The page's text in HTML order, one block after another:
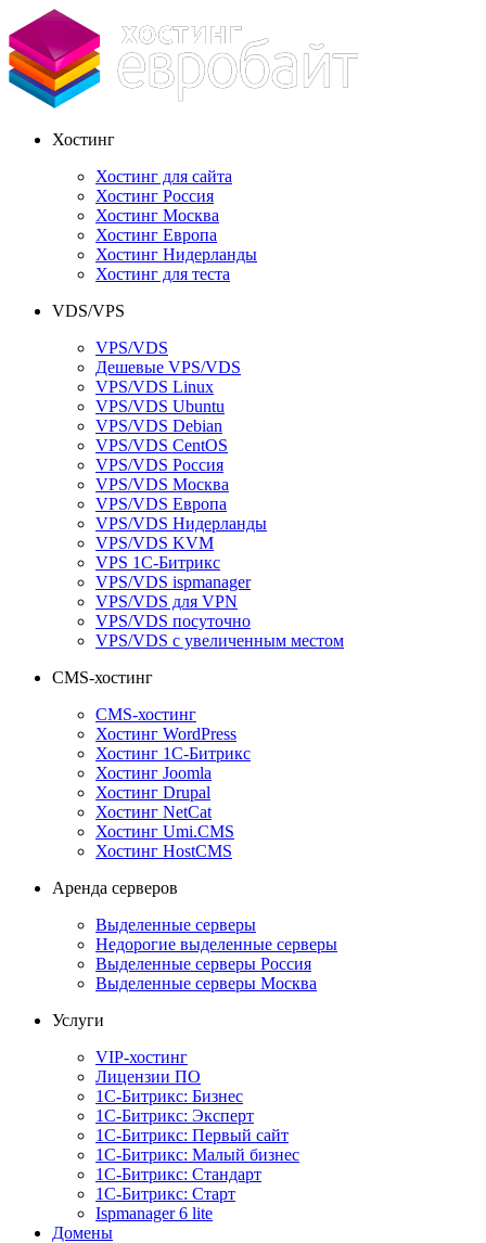
Хостинг
Хостинг для сайта
Хостинг Россия
Хостинг Москва
Хостинг Европа
Хостинг Нидерланды
Хостинг для теста
VDS/VPS
VPS/VDS
Дешевые VPS/VDS
VPS/VDS Linux
VPS/VDS Ubuntu
VPS/VDS Debian
VPS/VDS CentOS
VPS/VDS Россия
VPS/VDS Москва
VPS/VDS Европа
VPS/VDS Нидерланды
VPS/VDS KVM
VPS 1С-Битрикс
VPS/VDS ispmanager
VPS/VDS для VPN
VPS/VDS посуточно
VPS/VDS с увеличенным местом
CMS-хостинг
CMS-хостинг
Хостинг WordPress
Хостинг 1С-Битрикс
Хостинг Joomla
Хостинг Drupal
Хостинг NetCat
Хостинг Umi.CMS
Хостинг HostCMS
Аренда серверов
Выделенные серверы
Недорогие выделенные серверы
Выделенные серверы Россия
Выделенные серверы Москва
Услуги
VIP-хостинг
Лицензии ПО
1С-Битрикс: Бизнес
1С-Битрикс: Эксперт
1С-Битрикс: Первый сайт
1С-Битрикс: Малый бизнес
1С-Битрикс: Стандарт
1С-Битрикс: Старт
Ispmanager 6 lite
Домены